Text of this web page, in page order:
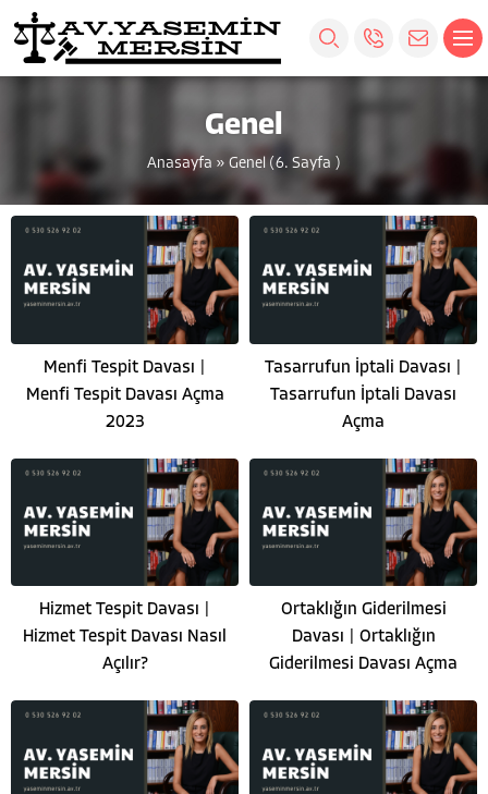
Genel
Anasayfa » Genel (6. Sayfa )
Menfi Tespit Davası |
Menfi Tespit Davası Açma
2023
Tasarrufun İptali Davası |
Tasarrufun İptali Davası
Açma
Hizmet Tespit Davası |
Hizmet Tespit Davası Nasıl
Açılır?
Ortaklığın Giderilmesi
Davası | Ortaklığın
Giderilmesi Davası Açma